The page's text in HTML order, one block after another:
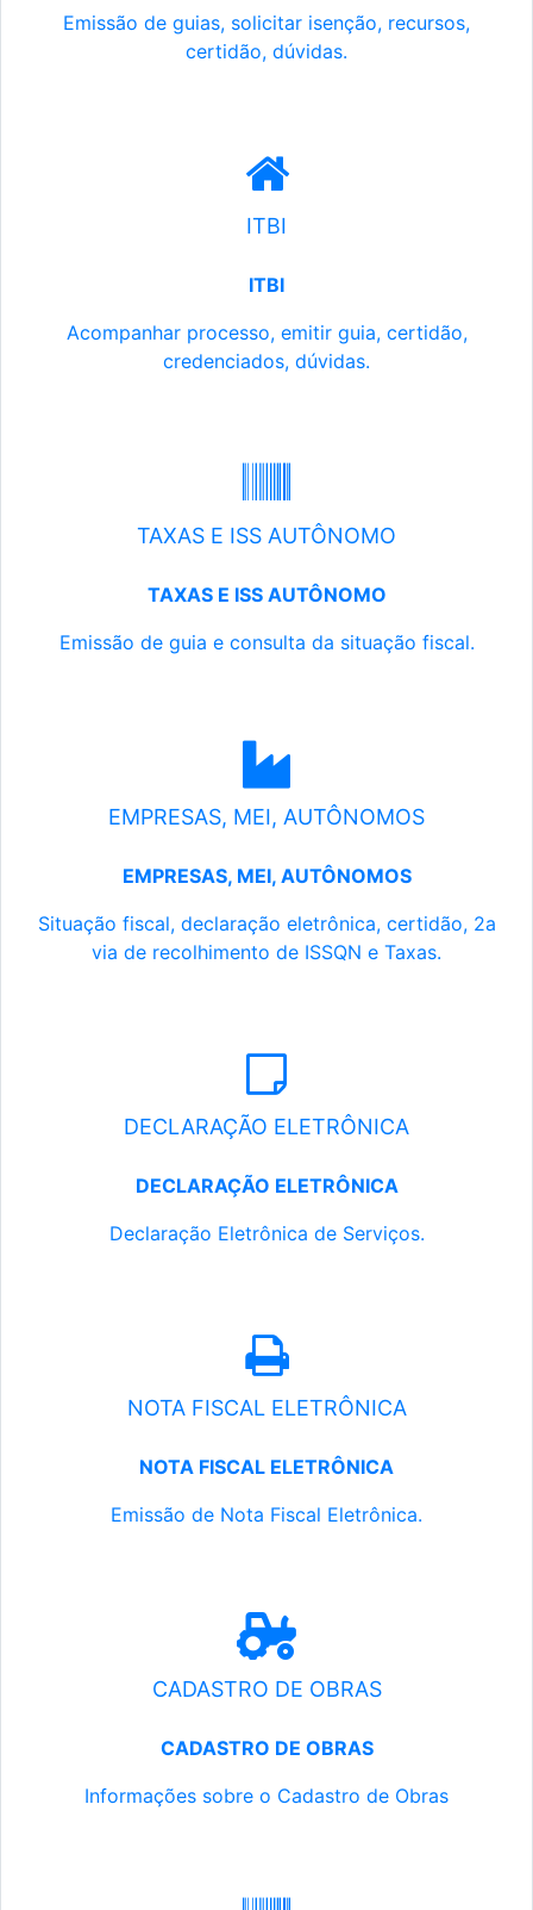
Emissão de guias, solicitar isenção, recursos,
certidão, dúvidas.
ITBI
ITBI
Acompanhar processo, emitir guia, certidão,
credenciados, dúvidas.
TAXAS E ISS AUTÔNOMO
TAXAS E ISS AUTÔNOMO
Emissão de guia e consulta da situação fiscal.
EMPRESAS, MEI, AUTÔNOMOS
EMPRESAS, MEI, AUTÔNOMOS
Situação fiscal, declaração eletrônica, certidão, 2a
via de recolhimento de ISSQN e Taxas.
DECLARAÇÃO ELETRÔNICA
DECLARAÇÃO ELETRÔNICA
Declaração Eletrônica de Serviços.
NOTA FISCAL ELETRÔNICA
NOTA FISCAL ELETRÔNICA
Emissão de Nota Fiscal Eletrônica.
CADASTRO DE OBRAS
CADASTRO DE OBRAS
Informações sobre o Cadastro de Obras